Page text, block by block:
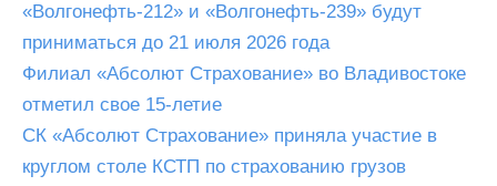
«Волгонефть-212» и «Волгонефть-239» будут
приниматься до 21 июля 2026 года
Филиал «Абсолют Страхование» во Владивостоке
отметил свое 15-летие
СК «Абсолют Страхование» приняла участие в
круглом столе КСТП по страхованию грузов